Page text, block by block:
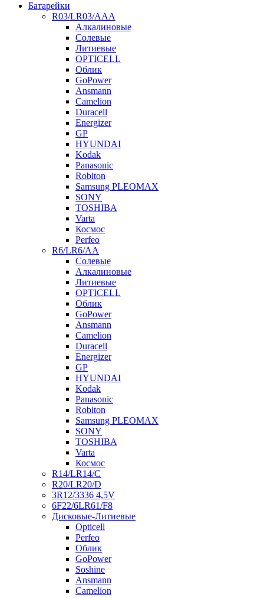
Батарейки
R03/LR03/AAA
Алкалиновые
Солевые
Литиевые
OPTICELL
Облик
GoPower
Ansmann
Camelion
Duracell
Energizer
GP
HYUNDAI
Kodak
Panasonic
Robiton
Samsung PLEOMAX
SONY
TOSHIBA
Varta
Космос
Perfeo
R6/LR6/AA
Солевые
Алкалиновые
Литиевые
OPTICELL
Облик
GoPower
Ansmann
Camelion
Duracell
Energizer
GP
HYUNDAI
Kodak
Panasonic
Robiton
Samsung PLEOMAX
SONY
TOSHIBA
Varta
Космос
R14/LR14/C
R20/LR20/D
3R12/3336 4,5V
6F22/6LR61/F8
Дисковые-Литиевые
Opticell
Perfeo
Облик
GoPower
Soshine
Ansmann
Camelion